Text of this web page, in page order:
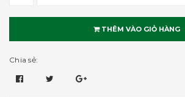
THÊM VÀO GIỎ HÀNG
Chia sẻ: